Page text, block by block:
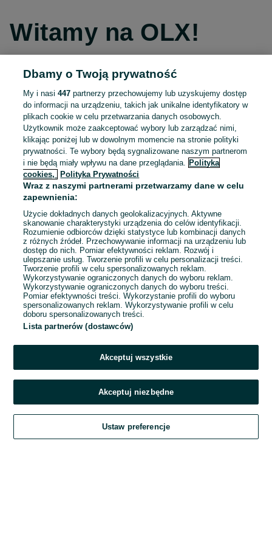
Witamy na OLX!
Kontynuuj przez Facebooka
Kontynuuj przez konto Apple
Kontynuuj przez konto Google
LUB
E-mail
Hasło
Zaloguj się
Kontynuując za pośrednictwem jednego z dostawców wskazanych powyżej,
OLX.pl w jego aktualnym brzmieniu.
Dbamy o Twoją prywatność
My i nasi447 partnerzy przechowujemy lub uzyskujemy dostęp
do informacji na urządzeniu, takich jak unikalne identyfikatory w
plikach cookie w celu przetwarzania danych osobowych.
Użytkownik może zaakceptować wybory lub zarządzać nimi,
klikając poniżej lub w dowolnym momencie na stronie polityki
prywatności. Te wybory będą sygnalizowane naszym partnerom
i nie będą miały wpływu na dane przeglądania.
Polityka
cookies,
Polityka Prywatności
Wraz z naszymi partnerami przetwarzamy dane w celu
zapewnienia:
Użycie dokładnych danych geolokalizacyjnych. Aktywne
skanowanie charakterystyki urządzenia do celów identyfikacji.
Rozumienie odbiorców dzięki statystyce lub kombinacji danych
z różnych źródeł. Przechowywanie informacji na urządzeniu lub
dostęp do nich. Pomiar efektywności reklam. Rozwój i
ulepszanie usług. Tworzenie profili w celu personalizacji treści.
Tworzenie profili w celu spersonalizowanych reklam.
Wykorzystywanie ograniczonych danych do wyboru reklam.
Wykorzystywanie ograniczonych danych do wyboru treści.
Pomiar efektywności treści. Wykorzystanie profili do wyboru
spersonalizowanych reklam. Wykorzystywanie profili w celu
doboru spersonalizowanych treści.
Lista partnerów (dostawców)
Akceptuj wszystkie
Akceptuj niezbędne
Ustaw preferencje